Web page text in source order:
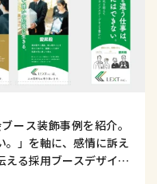
ース装飾事例を紹介。
。」を軸に、感情に訴え
える採用ブースデザイン